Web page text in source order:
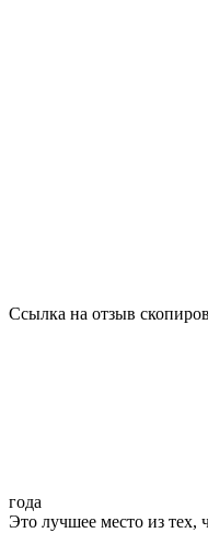
Ссылка на отзыв
года
Это лучшее место из тех,